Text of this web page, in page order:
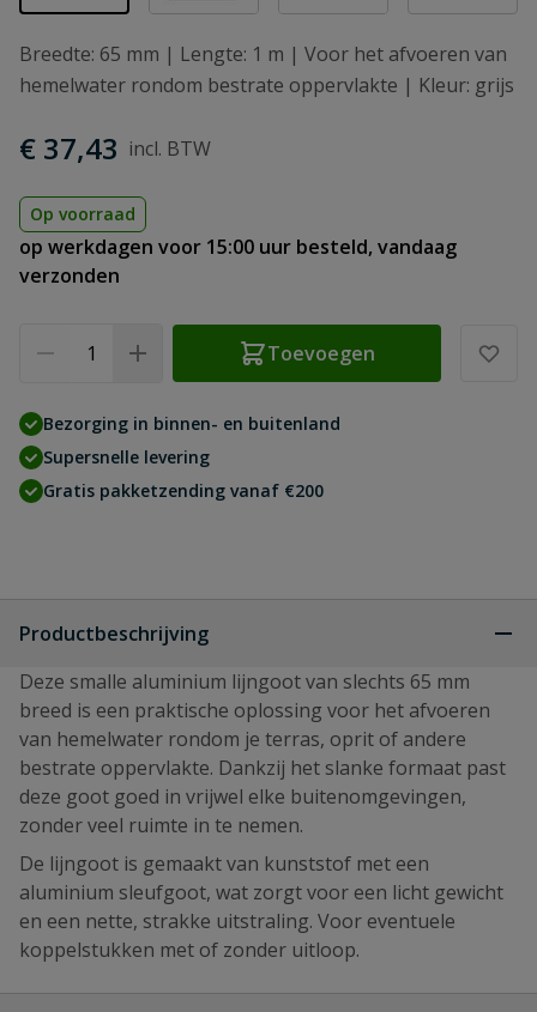
Breedte: 65 mm | Lengte: 1 m | Voor het afvoeren van
hemelwater rondom bestrate oppervlakte | Kleur: grijs
€ 37,43
Op voorraad
op werkdagen voor 15:00 uur besteld, vandaag
verzonden
Toevoegen
Bezorging in binnen- en buitenland
Supersnelle levering
Gratis pakketzending vanaf €200
Productbeschrijving
Deze smalle aluminium lijngoot van slechts 65 mm
breed is een praktische oplossing voor het afvoeren
van hemelwater rondom je terras, oprit of andere
bestrate oppervlakte. Dankzij het slanke formaat past
deze goot goed in vrijwel elke buitenomgevingen,
zonder veel ruimte in te nemen.
De lijngoot is gemaakt van kunststof met een
aluminium sleufgoot, wat zorgt voor een licht gewicht
en een nette, strakke uitstraling. Voor eventuele
koppelstukken met of zonder uitloop.